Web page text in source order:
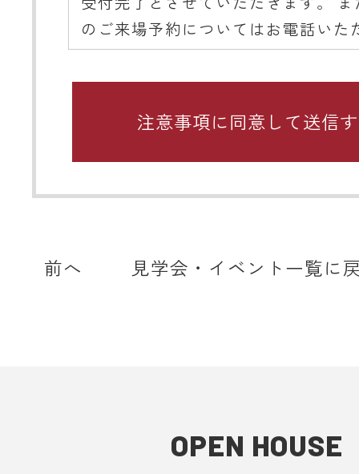
のご来場予約についてはお電話いた
ようご協力をお願いいたします。
関するお願い
携帯メールのドメイン指定受信や、
home.com】もしくは【@sadh.jp】
■ 来場予約からプレゼントまでの流
前へ 見学会・イベント一覧に
OPEN HOUSE